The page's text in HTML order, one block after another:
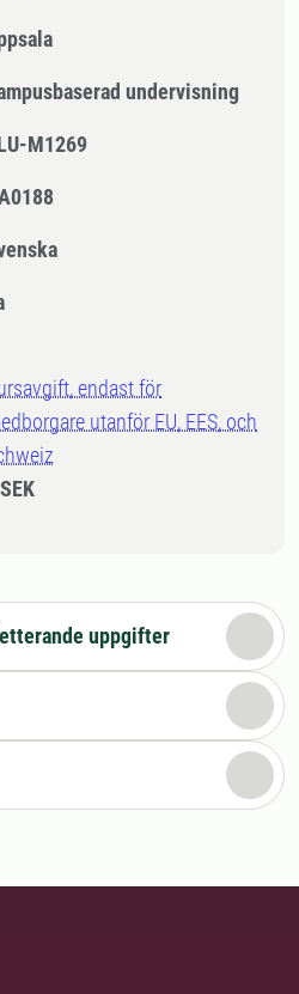
undervisning
M1269
endast för
utanför EU, EES, och
uppgifter